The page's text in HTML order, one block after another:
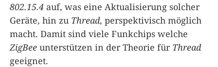
802.15.4 auf, was eine Aktualisierung solcher
Geräte, hin zu Thread, perspektivisch möglich
macht. Damit sind viele Funkchips welche
ZigBee unterstützen in der Theorie für Thread
geeignet.